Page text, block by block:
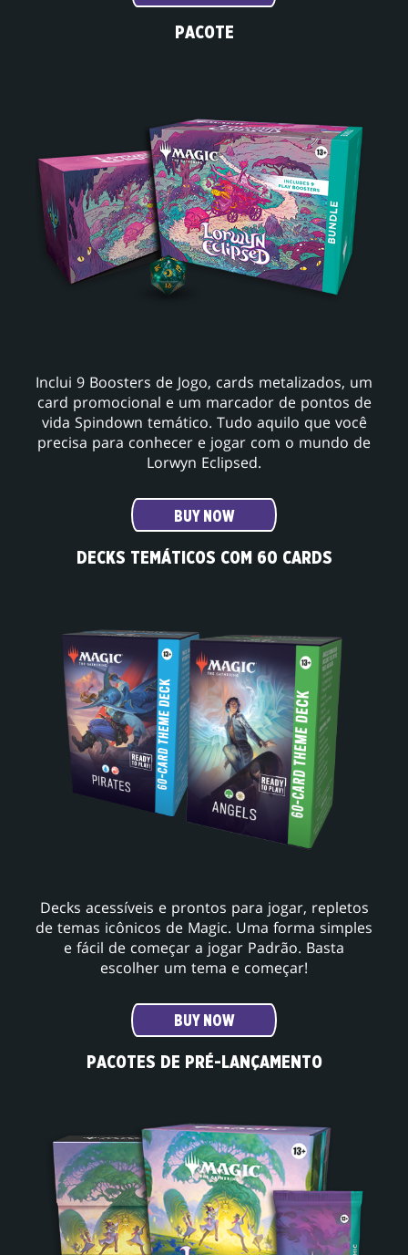
PACOTE
Inclui 9 Boosters de Jogo, cards metalizados, um
card promocional e um marcador de pontos de
vida Spindown temático. Tudo aquilo que você
precisa para conhecer e jogar com o mundo de
Lorwyn Eclipsed.
BUY NOW
DECKS TEMÁTICOS COM 60 CARDS
Decks acessíveis e prontos para jogar, repletos
de temas icônicos de Magic. Uma forma simples
e fácil de começar a jogar Padrão. Basta
escolher um tema e começar!
BUY NOW
PACOTES DE PRÉ-LANÇAMENTO